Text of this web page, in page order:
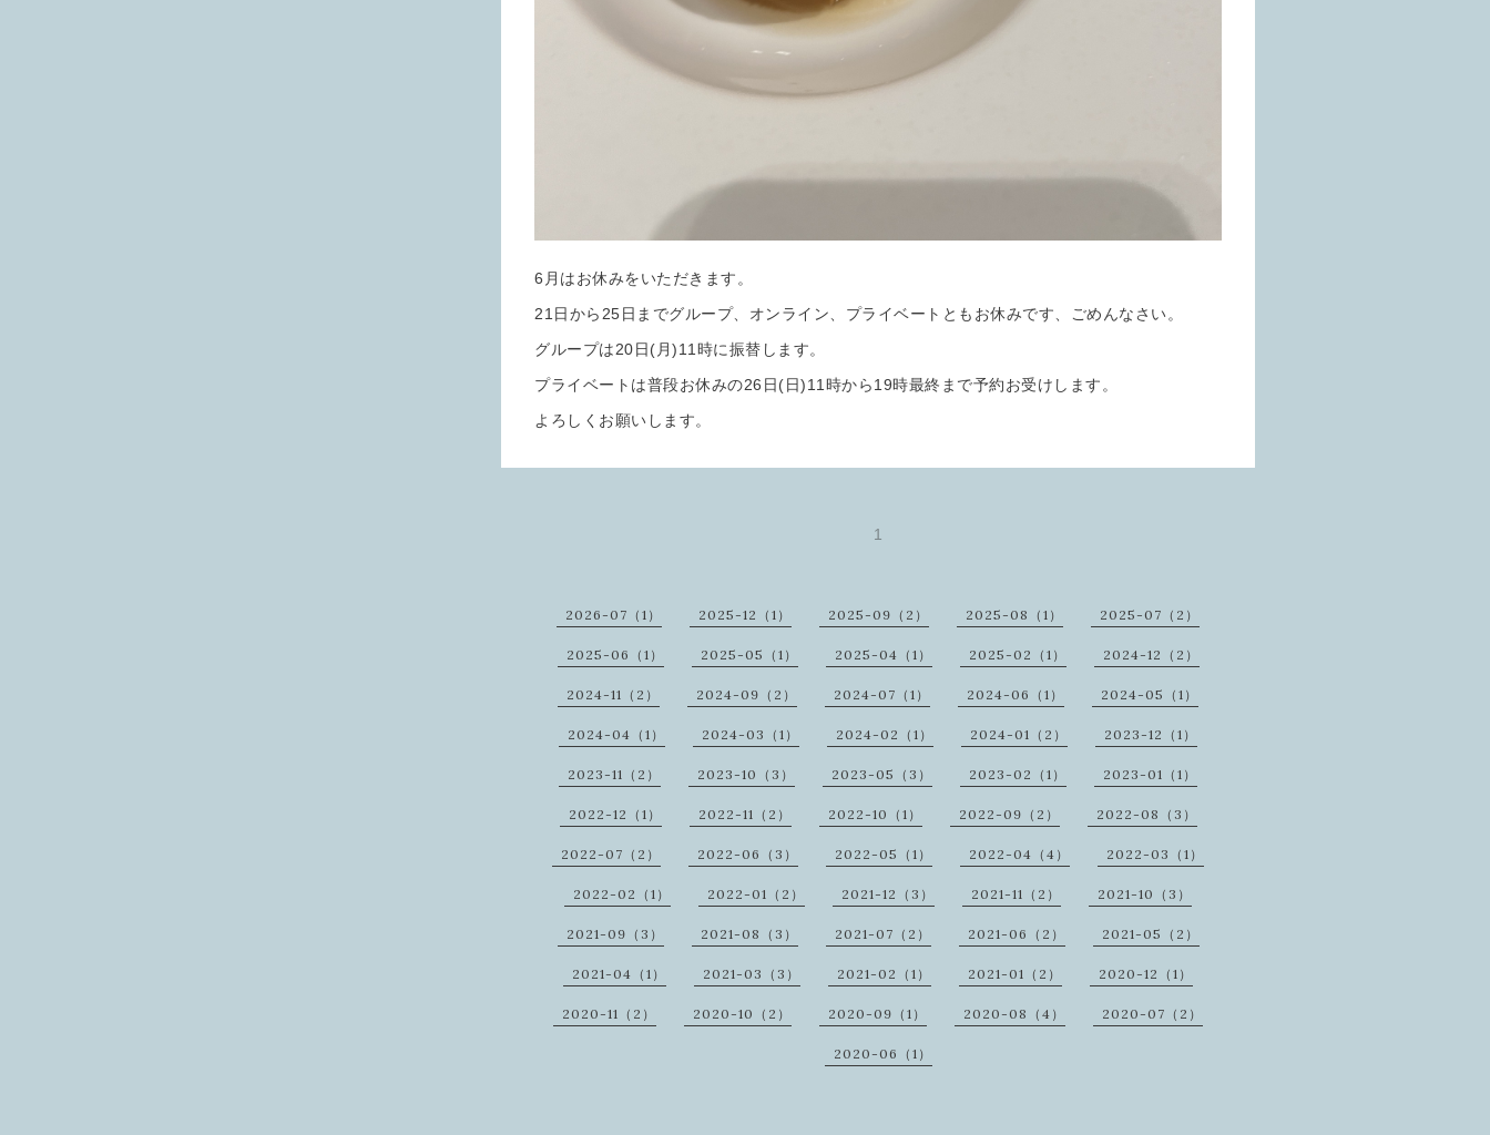
6月はお休みをいただきます。
21日から25日までグループ、オンライン、プライベートともお休みです、ごめんなさい。
グループは20日(月)11時に振替します。
プライベートは普段お休みの26日(日)11時から19時最終まで予約お受けします。
よろしくお願いします。
1
2026-07（1） 2025-12（1） 2025-09（2） 2025-08（1） 2025-07（2）
2025-06（1） 2025-05（1） 2025-04（1） 2025-02（1） 2024-12（2）
2024-11（2） 2024-09（2） 2024-07（1） 2024-06（1） 2024-05（1）
2024-04（1） 2024-03（1） 2024-02（1） 2024-01（2） 2023-12（1）
2023-11（2） 2023-10（3） 2023-05（3） 2023-02（1） 2023-01（1）
2022-12（1） 2022-11（2） 2022-10（1） 2022-09（2） 2022-08（3）
2022-07（2） 2022-06（3） 2022-05（1） 2022-04（4） 2022-03（1）
2022-02（1） 2022-01（2） 2021-12（3） 2021-11（2） 2021-10（3）
2021-09（3） 2021-08（3） 2021-07（2） 2021-06（2） 2021-05（2）
2021-04（1） 2021-03（3） 2021-02（1） 2021-01（2） 2020-12（1）
2020-11（2） 2020-10（2） 2020-09（1） 2020-08（4） 2020-07（2）
2020-06（1）